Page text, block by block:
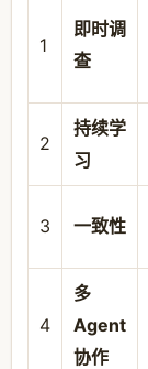
1
即时调
查
2
持续学
习
3 一致性
4
多
Agent
协作